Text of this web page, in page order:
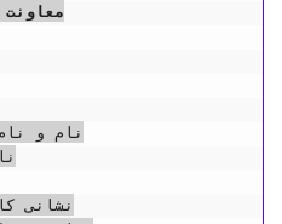
نام و
نشانی